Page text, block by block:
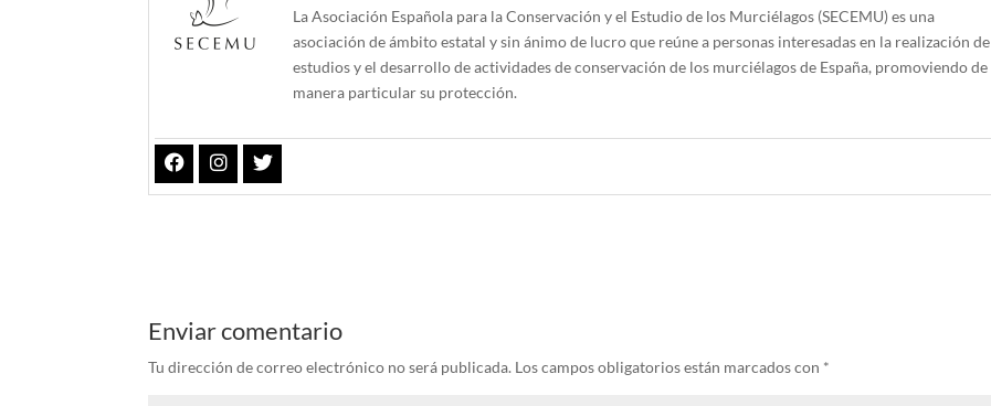
La Asociación Española para la Conservación y el Estudio de los Murciélagos (SECEMU) es una
asociación de ámbito estatal y sin ánimo de lucro que reúne a personas interesadas en la realización de
estudios y el desarrollo de actividades de conservación de los murciélagos de España, promoviendo de
manera particular su protección.
Enviar comentario
Tu dirección de correo electrónico no será publicada. Los campos obligatorios están marcados con *